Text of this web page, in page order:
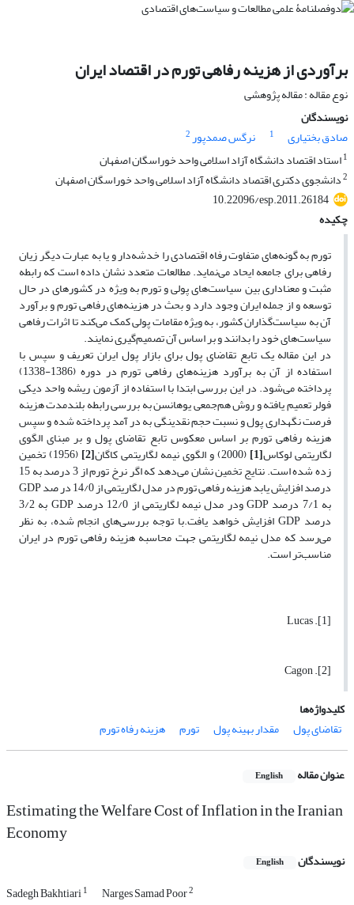
برآوردی از هزینه رفاهی تورم در اقتصاد ایران
نوع مقاله : مقاله پژوهشی
نویسندگان
صادق بختیاری
1 نرگس صمد‌پور2
1استاد اقتصاد دانشگاه آزاد اسلامی واحد خوراسگان اصفهان
2دانشجوی دکتری اقتصاد دانشگاه آزاد اسلامی واحد خوراسگان اصفهان
10.22096/esp.2011.26184
چکیده
تورم به گونه‌های متفاوت رفاه اقتصادی را خدشه‌دار و یا به عبارت دیگر زیان
رفاهی برای جامعه ایحاد می‌نماید. مطالعات متعدد نشان داده است که رابطه
مثبت و معناداری بین سیاست‌های پولی و تورم به ویژه در کشورهای در حال
توسعه و از جمله ایران وجود دارد و بحث در هزینه‌های رفاهی تورم و برآورد
آن به سیاست‌گذاران کشور، به ویژه مقامات پولی کمک می‌کند تا اثرات رفاهی
سیاست‌های خود را بدانند و بر اساس آن تصمیم‌گیری نمایند.
در این مقاله یک تابع تقاضای پول برای بازار پول ایران تعریف و سپس با
استفاده از آن به برآورد هزینه‌های رفاهی تورم در دوره (1386-1338)
پرداخته می‌شود. در این بررسی ابتدا با استفاده از آزمون ریشه واحد دیکی
فولر تعمیم یافته و روش هم‌جمعی یوهانسن به بررسی رابطه بلند‌مدت هزینه
فرصت نگهداری پول و نسبت حجم نقدینگی به در آمد پرداخته شده و سپس
هزینه رفاهی تورم بر اساس معکوس تابع تقاضای پول و بر مبنای الگوی
لگاریتمی لوکاس[1] (2000) و الگوی نیمه لگاریتمی کاگان [2] (1956) تخمین
زده شده است. نتایج تخمین نشان می‌دهد که اگر نرخ تورم از 3 درصد به 15
درصد افزایش یابد هزینه رفاهی تورم در مدل لگاریتمی از 14/0 در صد GDP
به 7/1 درصد GDP ودر مدل نیمه لگاریتمی از 12/0 درصد GDP به 3/2
درصد GDP افزایش خواهد یافت.با توجه بررسی‌های انجام شده، به نظر
می‌رسد که مدل نیمه لگاریتمی جهت محاسبه هزینه رفاهی تورم در ایران
مناسب‌تر است.
[1]. Lucas
[2]. Cagon
کلیدواژه‌ها
تقاضای پول
مقدار بهینه پول تورم هزینه رفاه تورم
عنوان مقاله English
Estimating the Welfare Cost of Inflation in the Iranian
Economy
نویسندگان English
Sadegh Bakhtiari1 Narges Samad Poor2